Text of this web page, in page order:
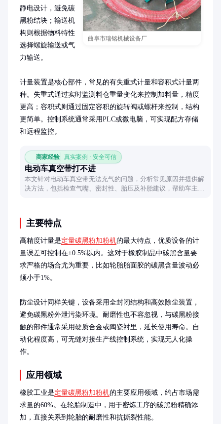
曲阜市瑞铭机械设备厂
静电设计，避免碳
黑粉结块；输送机
构则根据物料特性
选择螺旋输送或气
力输送。
计量装置是核心部件，常见的有失重式计量和容积式计量两
种。失重式通过实时监测料仓重量变化来控制加料量，精度
更高；容积式则通过固定容积的旋转阀或螺杆来控制，结构
更简单。控制系统通常采用PLC或微电脑，可实现配方存储
和远程监控。
商家经验 真实案例 · 安全可信
电动车真空带打不进
本文针对电动车真空带无法充气的问题，分析常见原因并提供解
决方法，包括检查气嘴、密封性、胎压及补胎建议，帮助车主快
主要特点
高精度计量是定量碳黑粉加粉机的最大特点，优质设备的计
量误差可控制在±0.5%以内。这对于橡胶制品中碳黑含量要
求严格的场合尤为重要，比如轮胎胎面胶的碳黑含量波动必
须小于1%。
防尘设计同样关键，设备采用全封闭结构和高效除尘装置，
避免碳黑粉外泄污染环境。耐磨性也不容忽视，与碳黑粉接
触的部件通常采用硬质合金或陶瓷衬里，延长使用寿命。自
动化程度高，可无缝对接生产线控制系统，实现无人化操
作。
应用领域
橡胶工业是定量碳黑粉加粉机的主要应用领域，约占市场需
求量的60%。在轮胎制造中，用于密炼工序的碳黑粉精确添
加，直接关系到轮胎的耐磨性和抗撕裂性能。